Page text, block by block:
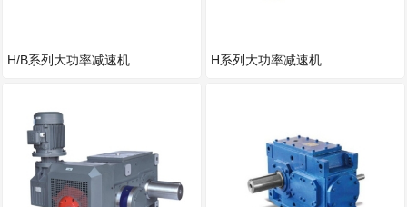
H/B系列大功率减速机 H系列大功率减速机